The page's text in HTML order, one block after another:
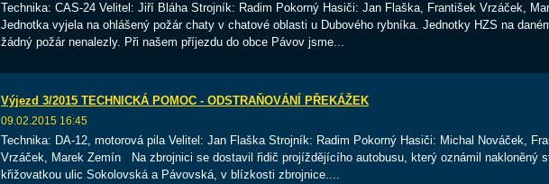
Technika: CAS-24 Velitel: Jiří Bláha Strojník: Radim Pokorný Hasiči: Jan Flaška, František Vrzáček,
Jednotka vyjela na ohlášený požár chaty v chatové oblasti u Dubového rybníka. Jednotky HZS na
žádný požár nenalezly. Při našem příjezdu do obce Pávov jsme...
Výjezd 3/2015 TECHNICKÁ POMOC - ODSTRAŇOVÁNÍ PŘEKÁŽEK
09.02.2015 16:45
Technika: DA-12, motorová pila Velitel: Jan Flaška Strojník: Radim Pokorný Hasiči: Michal Nováček,
Vrzáček, Marek Zemín Na zbrojnici se dostavil řidič projíždějícího autobusu, který oznámil nakloněný
křižovatkou ulic Sokolovská a Pávovská, v blízkosti zbrojnice....